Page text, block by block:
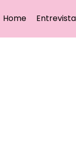
Home